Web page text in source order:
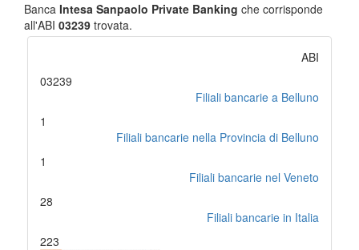
Banca Intesa Sanpaolo Private Banking che corrisponde
all'ABI 03239 trovata.
ABI
03239
Filiali bancarie a Belluno
1
Filiali bancarie nella Provincia di Belluno
1
Filiali bancarie nel Veneto
28
Filiali bancarie in Italia
223